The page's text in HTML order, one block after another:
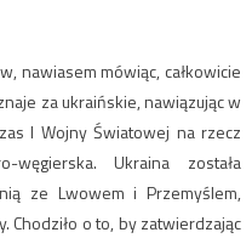
nawiasem mówiąc, całkowicie
za ukraińskie, nawiązując w
I Wojny Światowej na rzecz
węgierska. Ukraina została
ze Lwowem i Przemyślem,
Chodziło o to, by zatwierdzając